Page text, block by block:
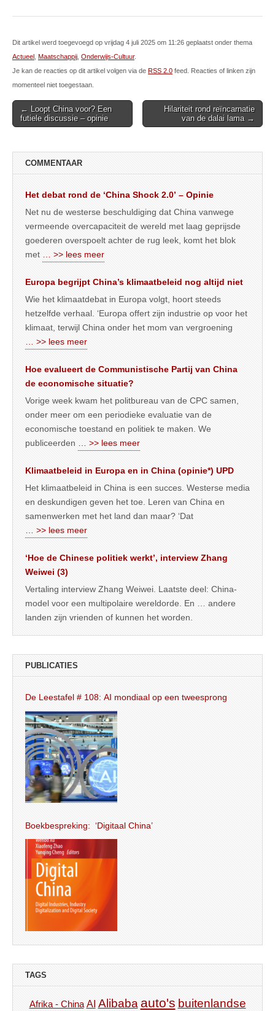
Dit artikel werd toegevoegd op vrijdag 4 juli 2025 om 11:26 geplaatst onder thema
Actueel Maatschappij Onderwijs-Cultuur.
Je kan de reacties op dit artikel volgen via de RSS 2.0 feed. Reacties of linken zijn
momenteel niet toegestaan.
Post
navigation
← Loopt China voor? Een
futiele discussie – opinie
Hilariteit rond reïncarnatie
van de dalai lama →
COMMENTAAR
Het debat rond de ‘China Shock 2.0’ – Opinie
Net nu de westerse beschuldiging dat China vanwege
vermeende overcapaciteit de wereld met laag geprijsde
goederen overspoelt achter de rug leek, komt het blok
met
… >> lees meer
Europa begrijpt China’s klimaatbeleid nog altijd niet
Wie het klimaatdebat in Europa volgt, hoort steeds
hetzelfde verhaal. ‘Europa offert zijn industrie op voor het
klimaat, terwijl China onder het mom van vergroening
… >> lees meer
Hoe evalueert de Communistische Partij van China
de economische situatie?
Vorige week kwam het politbureau van de CPC samen,
onder meer om een periodieke evaluatie van de
economische toestand en politiek te maken. We
publiceerden
… >> lees meer
Klimaatbeleid in Europa en in China (opinie*) UPD
Het klimaatbeleid in China is een succes. Westerse media
en deskundigen geven het toe. Leren van China en
samenwerken met het land dan maar? ‘Dat
… >> lees meer
‘Hoe de Chinese politiek werkt’, interview Zhang
Weiwei (3)
Vertaling interview Zhang Weiwei. Laatste deel: China-
model voor een multipolaire wereldorde. En … andere
landen zijn vrienden of kunnen het worden.
PUBLICATIES
De Leestafel # 108: AI mondiaal op een tweesprong
Boekbespreking: ‘Digitaal China’
TAGS
Afrika - China AI Alibaba auto's buitenlandse